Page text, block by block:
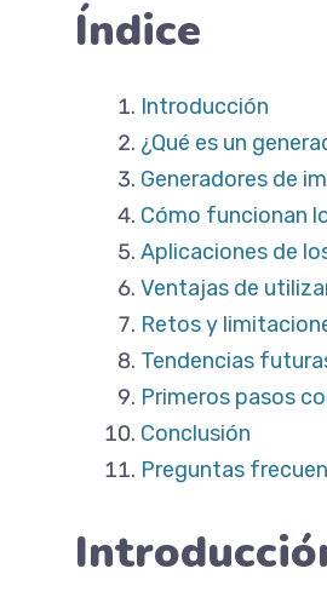
Índice
Introducción
¿Qué es un
Generadores de
Cómo funcionan
Aplicaciones de
Ventajas de
Retos y
Tendencias
Primeros pasos
Conclusión
Preguntas